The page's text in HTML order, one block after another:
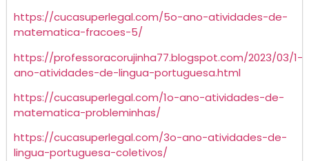
https://cucasuperlegal.com/5o-ano-atividades-de-
matematica-fracoes-5/
https://professoracorujinha77.blogspot.com/2023/03/1-
ano-atividades-de-lingua-portuguesa.html
https://cucasuperlegal.com/1o-ano-atividades-de-
matematica-probleminhas/
https://cucasuperlegal.com/3o-ano-atividades-de-
lingua-portuguesa-coletivos/